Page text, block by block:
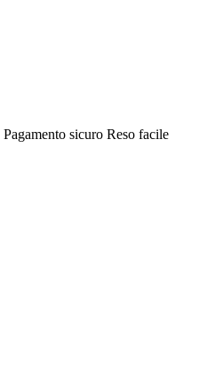
Pagamento sicuro Reso facile